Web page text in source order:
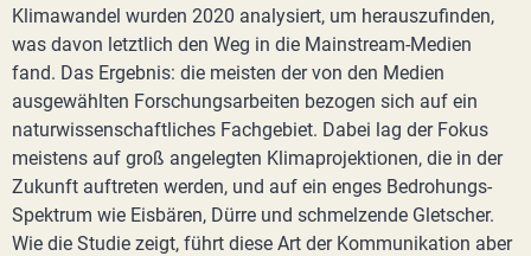
Klimawandel wurden 2020 analysiert, um herauszufinden,
was davon letztlich den Weg in die Mainstream-Medien
fand. Das Ergebnis: die meisten der von den Medien
ausgewählten Forschungsarbeiten bezogen sich auf ein
naturwissenschaftliches Fachgebiet. Dabei lag der Fokus
meistens auf groß angelegten Klimaprojektionen, die in der
Zukunft auftreten werden, und auf ein enges Bedrohungs-
Spektrum wie Eisbären, Dürre und schmelzende Gletscher.
Wie die Studie zeigt, führt diese Art der Kommunikation aber